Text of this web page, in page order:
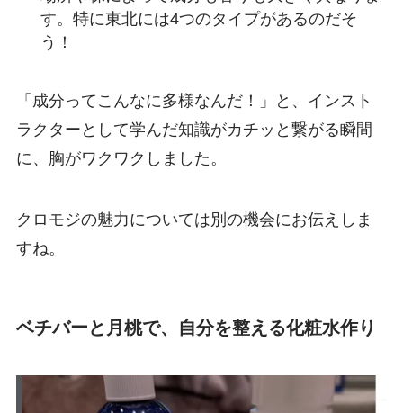
す。特に東北には4つのタイプがあるのだそ
う！
「成分ってこんなに多様なんだ！」と、インスト
ラクターとして学んだ知識がカチッと繋がる瞬間
に、胸がワクワクしました。
クロモジの魅力については別の機会にお伝えしま
すね。
ベチバーと月桃で、自分を整える化粧水作り